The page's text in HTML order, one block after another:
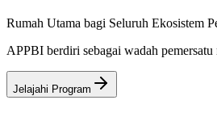
Rumah Utama bagi Seluruh Ekosistem
APPBI berdiri sebagai wadah
Jelajahi Program